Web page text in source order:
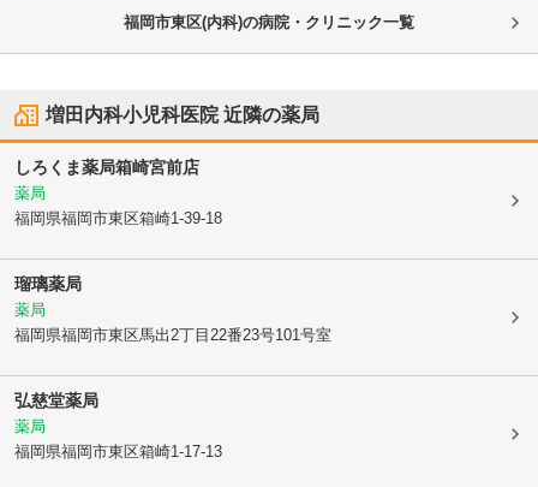
福岡市東区(内科)の病院・クリニック一覧
増田内科小児科医院近隣の薬局
しろくま薬局箱崎宮前店
薬局
福岡県福岡市東区箱崎1-39-18
瑠璃薬局
薬局
福岡県福岡市東区馬出2丁目22番23号101号室
弘慈堂薬局
薬局
福岡県福岡市東区箱崎1-17-13